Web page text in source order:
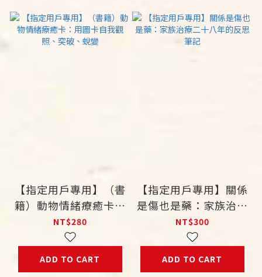
【指定用戶專用】（書
籍）動物情緒療癒卡：
用圖卡自我觀照、突
破、蛻變
NT$280
ADD TO CART
【指定用戶專用】關係
是傷也是藥：家族治療
二十八年的反思筆記
NT$300
ADD TO CART